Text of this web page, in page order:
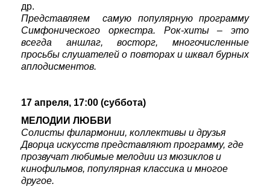
др.
Представляем самую популярную программу
Симфонического оркестра. Рок-хиты – это
всегда аншлаг, восторг, многочисленные
просьбы слушателей о повторах и шквал бурных
аплодисментов.
17 апреля, 17:00 (суббота)
МЕЛОДИИ ЛЮБВИ
Солисты филармонии, коллективы и друзья
Дворца искусств представляют программу, где
прозвучат любимые мелодии из мюзиклов и
кинофильмов, популярная классика и многое
другое.